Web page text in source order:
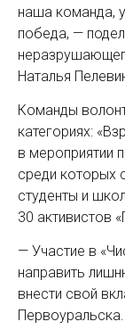
наша команда,
победа, —
Наталья
Команды
категориях:
в мероприятии
среди которых
студенты и
30 активистов
— Участие в
направить
внести свой